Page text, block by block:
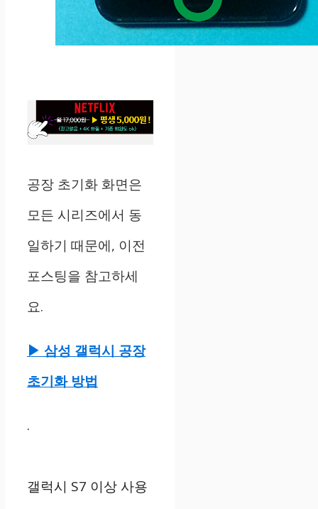
공장 초기화 화면은
모든 시리즈에서 동
일하기 때문에, 이전
포스팅을 참고하세
요.
▶ 삼성 갤럭시 공장
초기화 방법
.
갤럭시 S7 이상 사용